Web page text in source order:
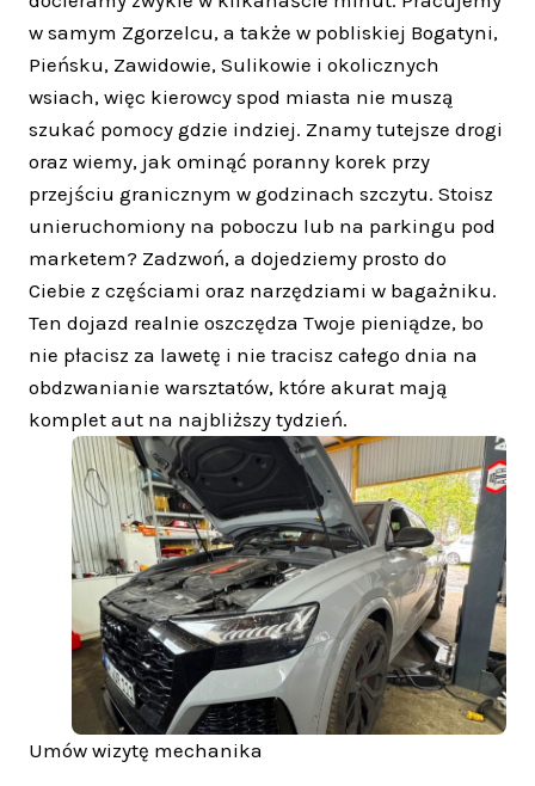
w samym Zgorzelcu, a także w pobliskiej Bogatyni,
Pieńsku, Zawidowie, Sulikowie i okolicznych
wsiach, więc kierowcy spod miasta nie muszą
szukać pomocy gdzie indziej. Znamy tutejsze drogi
oraz wiemy, jak ominąć poranny korek przy
przejściu granicznym w godzinach szczytu. Stoisz
unieruchomiony na poboczu lub na parkingu pod
marketem? Zadzwoń, a dojedziemy prosto do
Ciebie z częściami oraz narzędziami w bagażniku.
Ten dojazd realnie oszczędza Twoje pieniądze, bo
nie płacisz za lawetę i nie tracisz całego dnia na
obdzwanianie warsztatów, które akurat mają
komplet aut na najbliższy tydzień.
Umów wizytę mechanika